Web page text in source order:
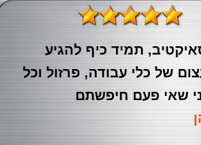
תמיד כיף להגיע
של כלי עבודה, פרזול וכל
שאי פעם חיפשתם